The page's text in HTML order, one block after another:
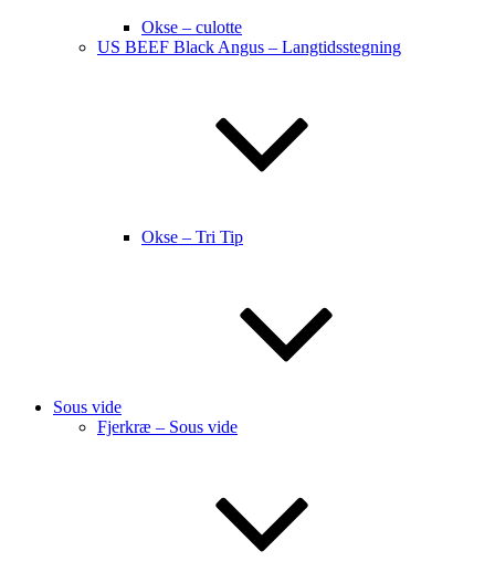
Okse – culotte
US BEEF Black Angus – Langtidsstegning
Okse – Tri Tip
Sous vide
Fjerkræ – Sous vide